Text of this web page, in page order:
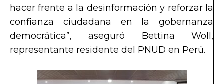
hacer frente a la desinformación y reforzar la
confianza ciudadana en la gobernanza
democrática”, aseguró Bettina Woll,
representante residente del PNUD en Perú.